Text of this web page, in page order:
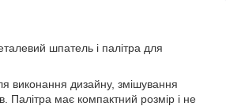
шпатель і палітра для
виконання дизайну, змішування
Палітра має компактний розмір і не